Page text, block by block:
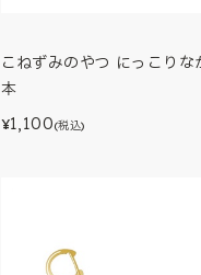
こねずみのやつ にっこりな
本
¥1,100(税込)